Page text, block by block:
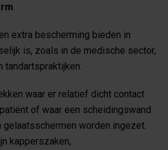
extra bescherming bieden in
is, zoals in de medische sector,
tandartspraktijken.
waar er relatief dicht contact
of waar een scheidingswand
gelaatsschermen worden ingezet.
kapperszaken,